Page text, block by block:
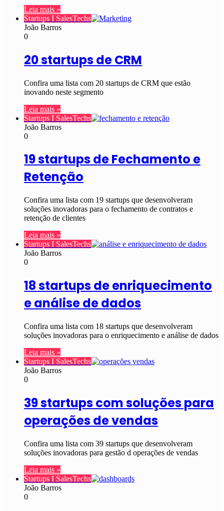
Leia mais »
Startups I SalesTechs
João Barros
0
20 startups de CRM
Confira uma lista com 20 startups de CRM que estão
inovando neste segmento
Leia mais »
Startups I SalesTechs
João Barros
0
19 startups de Fechamento e
Retenção
Confira uma lista com 19 startups que desenvolveram
soluções inovadoras para o fechamento de contratos e
retenção de clientes
Leia mais »
Startups I SalesTechs
João Barros
0
18 startups de enriquecimento
e análise de dados
Confira uma lista com 18 startups que desenvolveram
soluções inovadoras para o enriquecimento e análise de dados
Leia mais »
Startups I SalesTechs
João Barros
0
39 startups com soluções para
operações de vendas
Confira uma lista com 39 startups que desenvolveram
soluções inovadoras para gestão d operações de vendas
Leia mais »
Startups I SalesTechs
João Barros
0